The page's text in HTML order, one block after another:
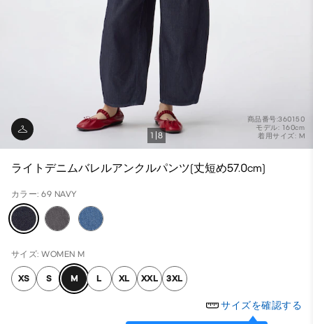
商品番号:360150
モデル: 160cm
着用サイズ: M
1 8
ライトデニムバレルアンクルパンツ(丈短め57.0cm)
カラー: 69 NAVY
サイズ: WOMEN M
XS S M L XL XXL 3XL
サイズを確認する